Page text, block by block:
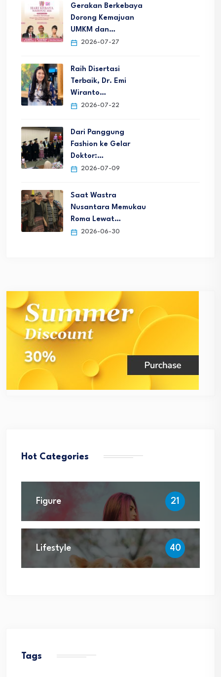
Gerakan Berkebaya
Dorong Kemajuan
UMKM dan…
2026-07-27
Raih Disertasi
Terbaik, Dr. Emi
Wiranto…
2026-07-22
Dari Panggung
Fashion ke Gelar
Doktor:…
2026-07-09
Saat Wastra
Nusantara Memukau
Roma Lewat…
2026-06-30
Hot Categories
Figure 21
Lifestyle 40
Tags